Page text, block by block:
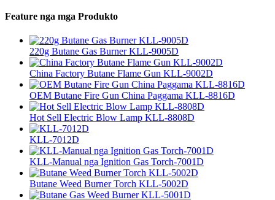
Feature nga mga Produkto
220g Butane Gas Burner KLL-9005D
China Factory Butane Flame Gun KLL-9002D
OEM Butane Fire Gun China Paggama KLL-8816D
Hot Sell Electric Blow Lamp KLL-8808D
KLL-7012D
KLL-Manual nga Ignition Gas Torch-7001D
Butane Weed Burner Torch KLL-5002D